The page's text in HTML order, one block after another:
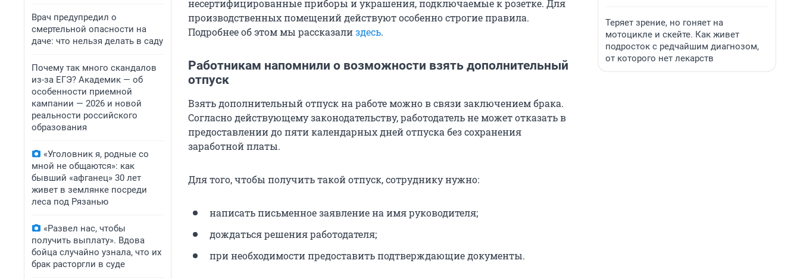
Врач предупредил о
смертельной опасности на
даче: что нельзя делать в саду
Почему так много скандалов
из-за ЕГЭ? Академик — об
особенности приемной
кампании — 2026 и новой
реальности российского
образования
«Уголовник я, родные со
мной не общаются»: как
бывший «афганец» 30 лет
живет в землянке посреди
леса под Рязанью
«Развел нас, чтобы
получить выплату». Вдова
бойца случайно узнала, что их
брак расторгли в суде
несертифицированные приборы и украшения, подключаемые к розетке. Для
производственных помещений действуют особенно строгие правила.
Подробнее об этом мы рассказализдесь.
Работникам напомнили о возможности взять дополнительный
отпуск
Взять дополнительный отпуск на работе можно в связи заключением брака.
Согласно действующему законодательству, работодатель не может отказать в
предоставлении до пяти календарных дней отпуска без сохранения
заработной платы.
Для того, чтобы получить такой отпуск, сотруднику нужно:
написать письменное заявление на имя руководителя;
дождаться решения работодателя;
при необходимости предоставить подтверждающие документы.
Теряет зрение, но гоняет на
мотоцикле и скейте. Как живет
подросток с редчайшим диагнозом,
от которого нет лекарств